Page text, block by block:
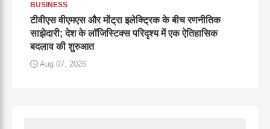
BUSINESS
टीवीएस वीएमएस और मोंट्रा इलेक्ट्रिक के बीच रणनीतिक
साझेदारी; देश के लॉजिस्टिक्स परिदृश्य में एक ऐतिहासिक
बदलाव की शुरुआत
Aug 07, 2026